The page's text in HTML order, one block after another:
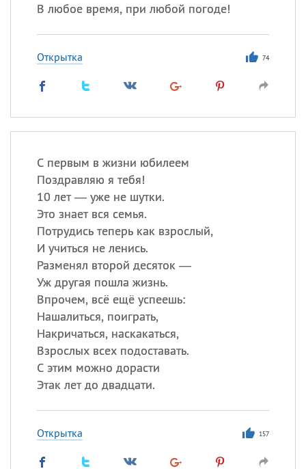
В любое время, при любой погоде!
Открытка 74
С первым в жизни юбилеем
Поздравляю я тебя!
10 лет — уже не шутки.
Это знает вся семья.
Потрудись теперь как взрослый,
И учиться не ленись.
Разменял второй десяток —
Уж другая пошла жизнь.
Впрочем, всё ещё успеешь:
Нашалиться, поиграть,
Накричаться, наскакаться,
Взрослых всех подоставать.
С этим можно дорасти
Этак лет до двадцати.
Открытка 157